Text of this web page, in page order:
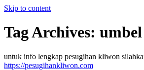
Skip to content
Tag Archives:
untuk info lengkap pesugihan kliwon
https://pesugihankliwon.com